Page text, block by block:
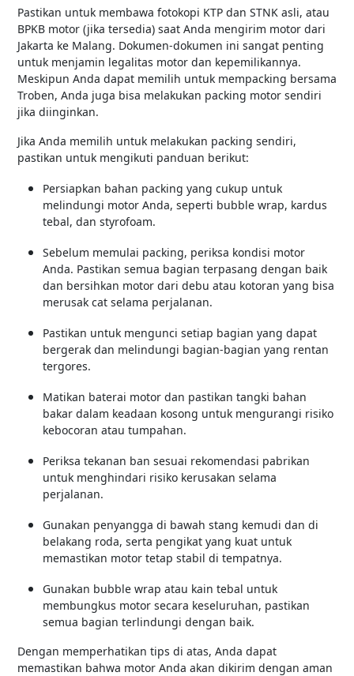
Pastikan untuk membawa fotokopi KTP dan STNK asli, atau
BPKB motor (jika tersedia) saat Anda mengirim motor dari
Jakarta ke Malang. Dokumen-dokumen ini sangat penting
untuk menjamin legalitas motor dan kepemilikannya.
Meskipun Anda dapat memilih untuk mempacking bersama
Troben, Anda juga bisa melakukan packing motor sendiri
jika diinginkan.
Jika Anda memilih untuk melakukan packing sendiri,
pastikan untuk mengikuti panduan berikut:
Persiapkan bahan packing yang cukup untuk
melindungi motor Anda, seperti bubble wrap, kardus
tebal, dan styrofoam.
Sebelum memulai packing, periksa kondisi motor
Anda. Pastikan semua bagian terpasang dengan baik
dan bersihkan motor dari debu atau kotoran yang bisa
merusak cat selama perjalanan.
Pastikan untuk mengunci setiap bagian yang dapat
bergerak dan melindungi bagian-bagian yang rentan
tergores.
Matikan baterai motor dan pastikan tangki bahan
bakar dalam keadaan kosong untuk mengurangi risiko
kebocoran atau tumpahan.
Periksa tekanan ban sesuai rekomendasi pabrikan
untuk menghindari risiko kerusakan selama
perjalanan.
Gunakan penyangga di bawah stang kemudi dan di
belakang roda, serta pengikat yang kuat untuk
memastikan motor tetap stabil di tempatnya.
Gunakan bubble wrap atau kain tebal untuk
membungkus motor secara keseluruhan, pastikan
semua bagian terlindungi dengan baik.
Dengan memperhatikan tips di atas, Anda dapat
memastikan bahwa motor Anda akan dikirim dengan aman